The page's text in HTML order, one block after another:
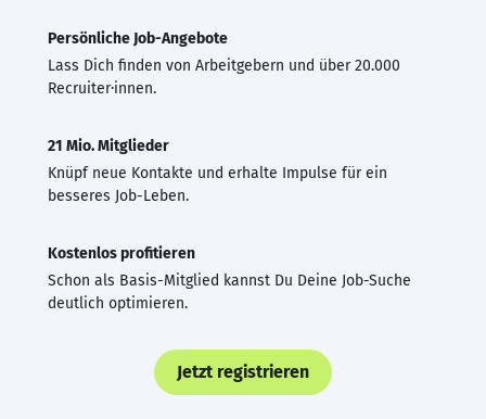
Persönliche Job-Angebote
Lass Dich finden von Arbeitgebern und über 20.000
Recruiter·innen.
21 Mio. Mitglieder
Knüpf neue Kontakte und erhalte Impulse für ein
besseres Job-Leben.
Kostenlos profitieren
Schon als Basis-Mitglied kannst Du Deine Job-Suche
deutlich optimieren.
Jetzt registrieren